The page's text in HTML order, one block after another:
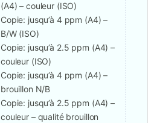
(A4) – couleur (ISO)
Copie: jusqu’à 4 ppm (A4) –
B/W (ISO)
Copie: jusqu’à 2.5 ppm (A4) –
couleur (ISO)
Copie: jusqu’à 4 ppm (A4) –
brouillon N/B
Copie: jusqu’à 2.5 ppm (A4) –
couleur – qualité brouillon